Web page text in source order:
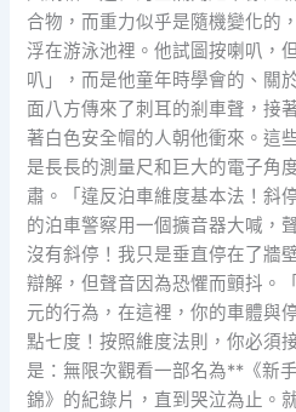
合物，而重力似乎是隨機變化的
浮在游泳池裡。他試圖按喇叭，
叭」，而是他童年時學會的、關
面八方傳來了刺耳的剎車聲，接
著白色安全帽的人朝他衝來。這
是長長的測量尺和巨大的電子角
肅。「違反泊車維度基本法！斜
的泊車警察用一個擴音器大喊，
沒有斜停！我只是垂直停在了牆
辯解，但聲音因為恐懼而顫抖。
元的行為，在這裡，你的車體
點七度！按照維度法則，你必須
是：無限次觀看一部名為**《新
錦》的紀錄片，直到哭泣為止。